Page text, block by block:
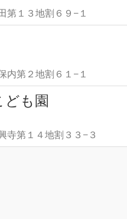
第１３地割６９−１
内第２地割６１−１
ども園
寺第１４地割３３−３